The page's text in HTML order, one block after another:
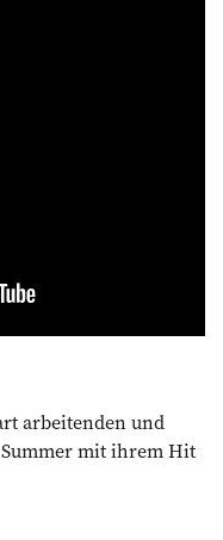
arbeitenden und
mit ihrem Hit